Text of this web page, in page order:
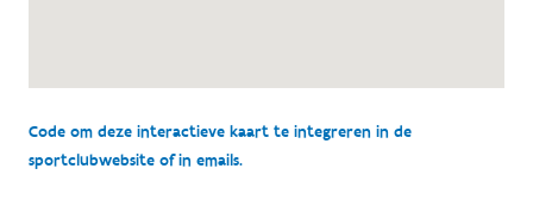
Code om deze interactieve kaart te integreren in de
sportclubwebsite of in emails.